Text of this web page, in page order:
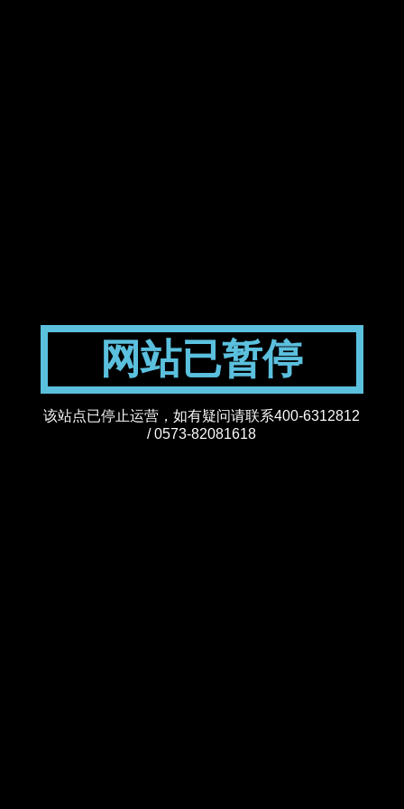
网站已暂停
该站点已停止运营，如有疑问请联系400-6312812
/ 0573-82081618